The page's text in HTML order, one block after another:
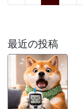
最近の投稿